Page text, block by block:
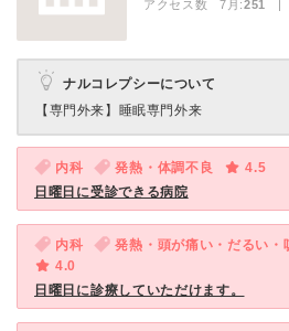
アクセス数 7月:251 |
ナルコレプシーについて
【専門外来】 睡眠専門外来
内科 発熱・体調不良
4.5
日曜日に受診できる病院
内科
発熱・頭が痛い・だるい・
4.0
日曜日に診療していただけます。